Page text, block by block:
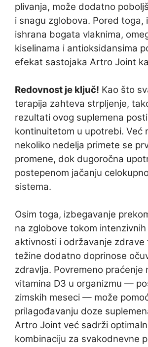
plivanja, može dodatno
i snagu zglobova. Pored toga,
ishrana bogata vlaknima,
kiselinama i antioksidansima
efekat sastojaka Artro Joint
Redovnost je ključ! Kao što
terapija zahteva strpljenje,
rezultati ovog suplemena
kontinuitetom u upotrebi. Već
nekoliko nedelja primete se
promene, dok dugoročna
postepenom jačanju
sistema.
Osim toga, izbegavanje
na zglobove tokom
aktivnosti i održavanje zdrave
težine dodatno doprinose
zdravlja. Povremeno praćenje
vitamina D3 u organizmu —
zimskih meseci — može
prilagođavanju doze
Artro Joint već sadrži
kombinaciju za svakodnevne